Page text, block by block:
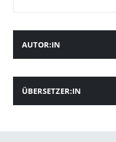
AUTOR:IN
ÜBERSETZER:IN